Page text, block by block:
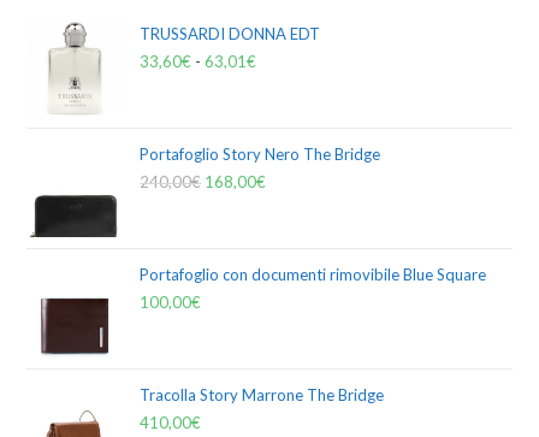
TRUSSARDI DONNA EDT
33,60€ - 63,01€
Portafoglio Story Nero The Bridge
240,00€ 168,00€
Portafoglio con documenti rimovibile Blue Square
100,00€
Tracolla Story Marrone The Bridge
410,00€